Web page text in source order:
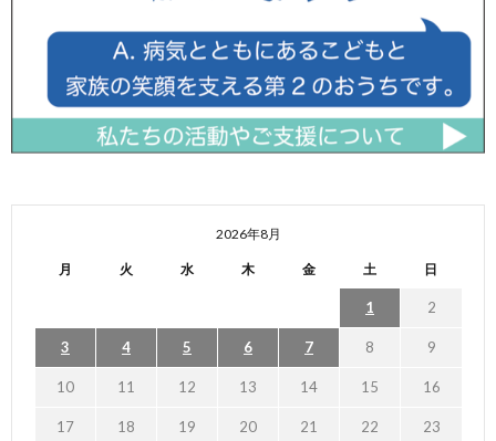
2026年8月
月 火 水 木 金 土 日
1 2
3 4 5 6 7 8 9
10 11 12 13 14 15 16
17 18 19 20 21 22 23